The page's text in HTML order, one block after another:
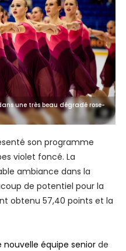
une très beau dégradé rose-
son programme
violet foncé. La
ambiance dans la
de potentiel pour la
obtenu 57,40 points et la
nouvelle équipe seniorde